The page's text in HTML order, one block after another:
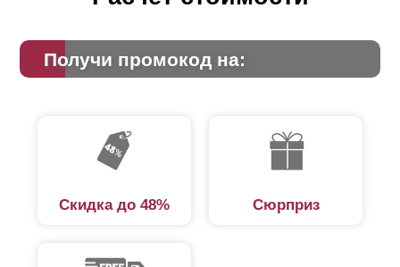
Получи промокод на:
Скидка до 48% Сюрприз